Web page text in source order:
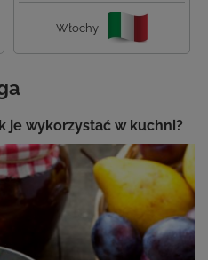
Włochy
je wykorzystać w kuchni?